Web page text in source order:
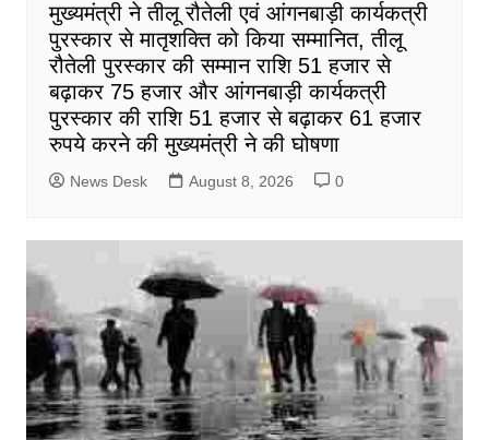
मुख्यमंत्री ने तीलू रौतेली एवं आंगनबाड़ी कार्यकत्री
पुरस्कार से मातृशक्ति को किया सम्मानित, तीलू
रौतेली पुरस्कार की सम्मान राशि 51 हजार से
बढ़ाकर 75 हजार और आंगनबाड़ी कार्यकत्री
पुरस्कार की राशि 51 हजार से बढ़ाकर 61 हजार
रुपये करने की मुख्यमंत्री ने की घोषणा
News Desk August 8, 2026 0